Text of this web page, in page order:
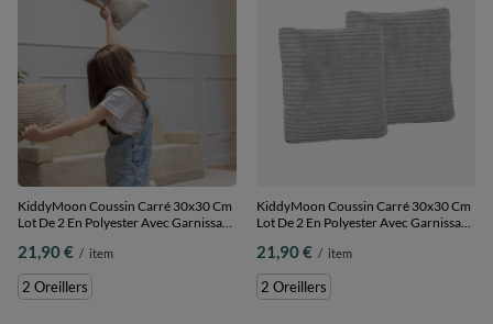
KiddyMoon Coussin Carré 30x30 Cm
Lot De 2 En Polyester Avec Garnissage
Canapé Fauteuil Ou Lit Facile À
Entretenir Doux Et Durable, beige, 2
Oreillers
21,90 € / item
2 Oreillers
KiddyMoon Coussin Carré 30x30 Cm
Lot De 2 En Polyester Avec Garnissage
Canapé Fauteuil Ou Lit Facile À
Entretenir Doux Et Durable, gris
foncé, 2 Oreillers
21,90 € / item
2 Oreillers